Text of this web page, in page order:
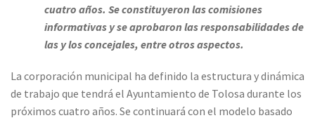
cuatro años. Se constituyeron las comisiones
informativas y se aprobaron las responsabilidades de
las y los concejales, entre otros aspectos.
La corporación municipal ha definido la estructura y dinámica
de trabajo que tendrá el Ayuntamiento de Tolosa durante los
próximos cuatro años. Se continuará con el modelo basado